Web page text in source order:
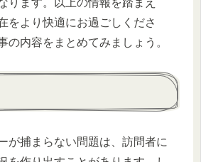
ります。以上の情報を踏まえ
をより快適にお過ごしくださ
の内容をまとめてみましょう。
が捕まらない問題は、訪問者に